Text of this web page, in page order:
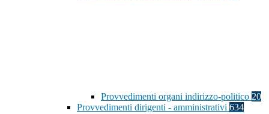
Provvedimenti organi indirizzo-politico 20
Provvedimenti dirigenti - amministrativi 634